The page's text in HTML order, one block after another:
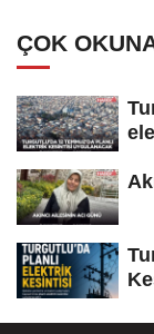
ÇOK